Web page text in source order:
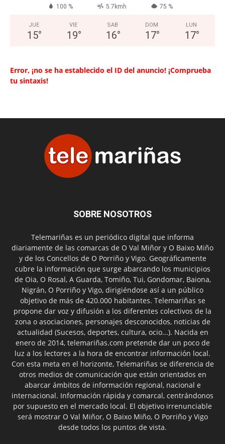
100 % 5.7kmh 75 %
JUE
15°
VIE
19°
SAB
16°
DOM
17°
LUN
17°
Error, ¡no se ha establecido el ID del anuncio! ¡Comprueba
tu sintaxis!
SOBRE NOSOTROS
Telemariñas es un periódico digital que informa
diariamente de las comarcas de O Val Miñor y O Baixo Miño
y de los Concellos de O Porriño y Vigo. Geográficamente
cubre la información que surge abarcando los municipios
de Oia, O Rosal, A Guarda, Tomiño, Tui, Gondomar, Baiona,
Nigrán, O Porriño y Vigo, dirigiéndose así a un público
objetivo de más de 420.000 habitantes. Telemariñas se
propone dar voz y difusión a los diferentes colectivos de la
zona o asociaciones, personajes desconocidos, noticias de
actualidad (Sucesos, deportes, cultura, ocio...). Nacida en
enero de 2014, telemariñas.com pretende dar un poco de
luz a los lectores a la hora de encontrar información local.
Con esta meta en el horizonte, Telemariñas se diferencia de
otros medios de comunicación que están orientados en
abarcar ámbitos de información regional, nacional e
internacional. Información rápida y comarcal, centrándonos
por supuesto en el mercado local. El objetivo irrenunciable
será mostrar O Val Miñor, O Baixo Miño, O Porriño y Vigo
desde todos los puntos de vista.